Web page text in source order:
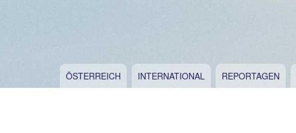
ÖSTERREICH INTERNATIONAL REPORTAGEN